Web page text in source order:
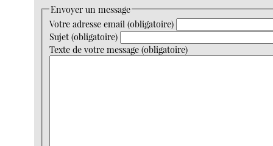
Envoyer un message
Votre adresse email (obligatoire)
Sujet (obligatoire)
Texte de votre message (obligatoire)